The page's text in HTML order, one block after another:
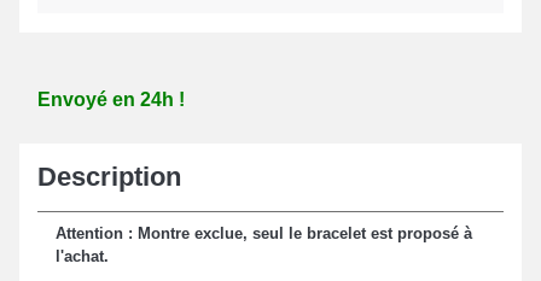
Envoyé en 24h !
Description
Attention : Montre exclue, seul le bracelet est proposé à
l'achat.